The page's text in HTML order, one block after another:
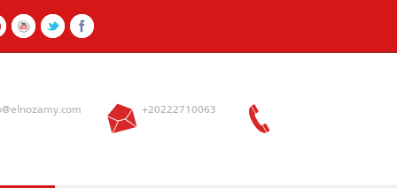
info@elnozamy.com +20222710063